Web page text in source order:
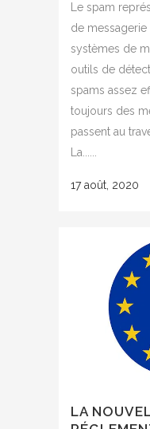
Le spam
de
systèmes de
outils de
spams assez
toujours des
passent au
La......
17 août, 2020
LA